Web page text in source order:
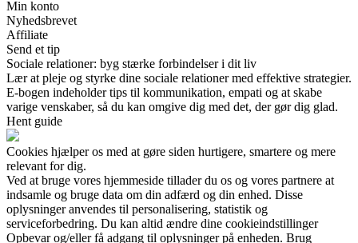
Min konto
Nyhedsbrevet
Affiliate
Send et tip
Sociale relationer: byg stærke forbindelser i dit liv
Lær at pleje og styrke dine sociale relationer med effektive strategier.
E-bogen indeholder tips til kommunikation, empati og at skabe
varige venskaber, så du kan omgive dig med det, der gør dig glad.
Hent guide
Cookies hjælper os med at gøre siden hurtigere, smartere og mere
relevant for dig.
Ved at bruge vores hjemmeside tillader du os og vores partnere at
indsamle og bruge data om din adfærd og din enhed. Disse
oplysninger anvendes til personalisering, statistik og
serviceforbedring. Du kan altid ændre dine cookieindstillinger
Opbevar og/eller få adgang til oplysninger på enheden. Brug